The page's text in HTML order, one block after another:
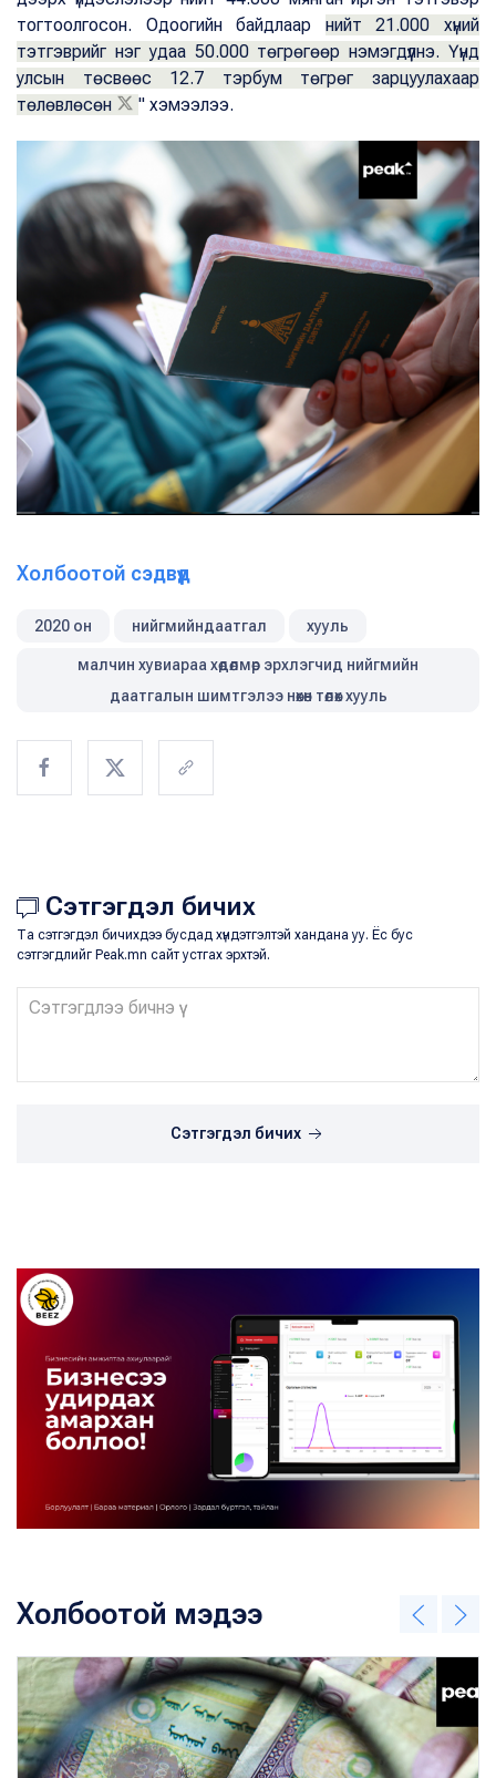
тогтоолгосон. Одоогийн байдлаар нийт 21.000 хүний
тэтгэврийг нэг удаа 50.000 төгрөгөөр нэмэгдүүлнэ. Үүнд
улсын төсвөөс 12.7 тэрбум төгрөг зарцуулахаар
төлөвлөсөн
" хэмээлээ.
Холбоотой сэдвүүд
2020 он нийгмийндаатгал хууль
малчин хувиараа хөдөлмөр эрхлэгчид нийгмийн
даатгалын шимтгэлээ нөхөн төлөх хууль
Сэтгэгдэл бичих
Та сэтгэгдэл бичихдээ бусдад хүндэтгэлтэй хандана уу. Ёс бус
сэтгэгдлийг Peak.mn сайт устгах эрхтэй.
Сэтгэгдэл бичих
Холбоотой мэдээ